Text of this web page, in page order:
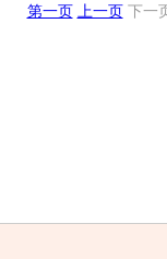
第一页 上一页 下一